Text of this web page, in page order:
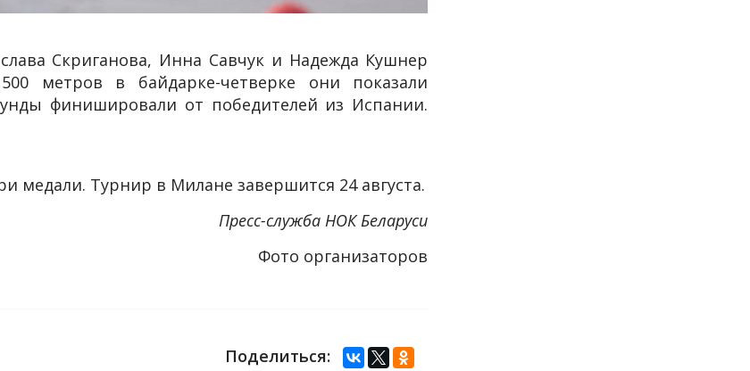
Скриганова, Инна Савчук и Надежда Кушнер
метров в байдарке-четверке они показали
финишировали от победителей из Испании.
медали. Турнир в Милане завершится 24 августа.
Пресс-служба НОК Беларуси
Фото организаторов
Поделиться: